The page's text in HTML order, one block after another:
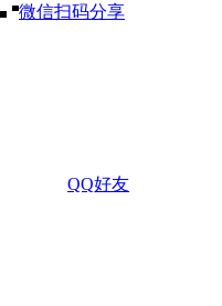
微信扫码分享
QQ好友